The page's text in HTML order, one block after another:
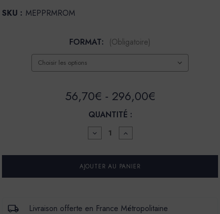
SKU : MEPPRMROM
FORMAT: (Obligatoire)
56,70€ - 296,00€
QUANTITÉ :
DIMINUER
LA
POUR
PEINTURE
LA
MAT
VELOURS
AUGMENTER
LA
POUR
PEINTURE
LA
MAT
VELOURS
Livraison offerte en France Métropolitaine